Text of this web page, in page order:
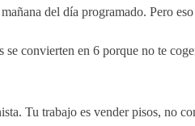
del día programado. Pero
convierten en 6 porque no te
Tu trabajo es vender pisos, no